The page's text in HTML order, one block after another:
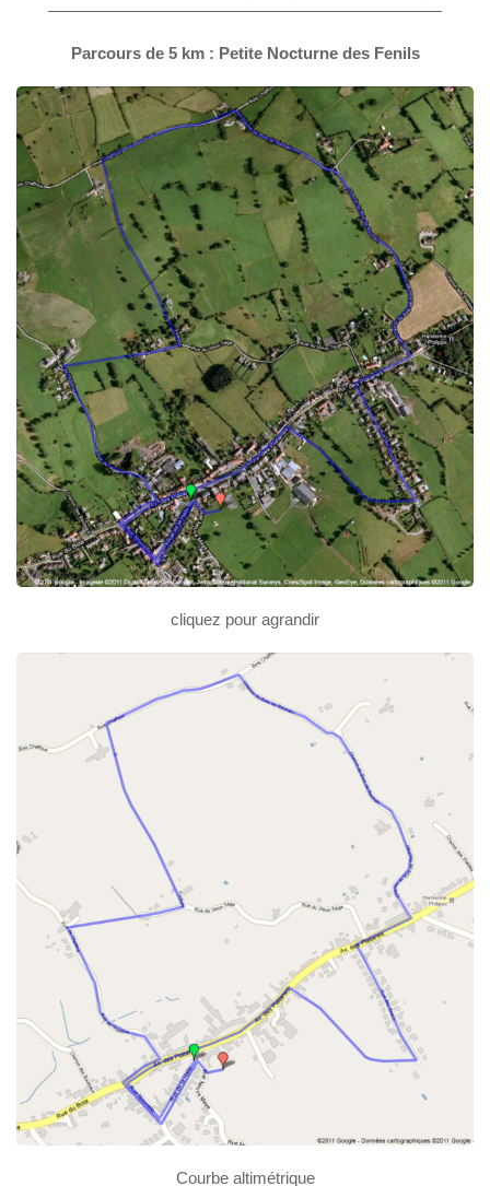
————————————————————————
Parcours de 5 km : Petite Nocturne des Fenils
cliquez pour agrandir
Courbe altimétrique